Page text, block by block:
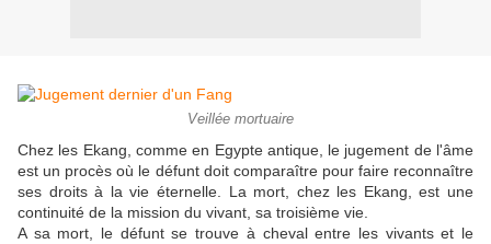
Veillée mortuaire
Chez les Ekang, comme en Egypte antique, le jugement de l'âme
est un procès où le défunt doit comparaître pour faire reconnaître
ses droits à la vie éternelle. La mort, chez les Ekang, est une
continuité de la mission du vivant, sa troisième vie.
A sa mort, le défunt se trouve à cheval entre les vivants et le